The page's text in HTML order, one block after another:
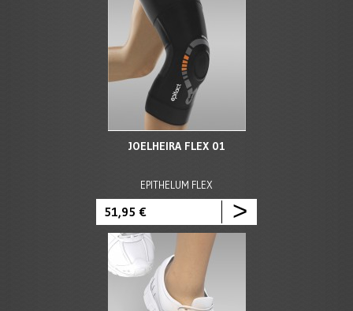
JOELHEIRA FLEX 01
EPITHELUM FLEX
51,95 € >